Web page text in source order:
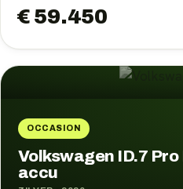
€ 59.450
OCCASION
Volkswagen ID.7
accu